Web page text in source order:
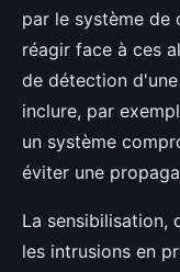
par le système de
réagir face à ces
de détection
inclure, par
un système
éviter une
La sensibilisation,
les intrusions en